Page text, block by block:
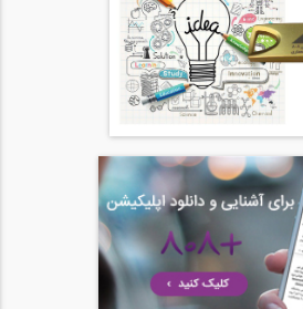
آمادگی آزمون بین المللی FE و PE قسمت...
آمادگی آزمون بین المللی FE و PE قسمت...